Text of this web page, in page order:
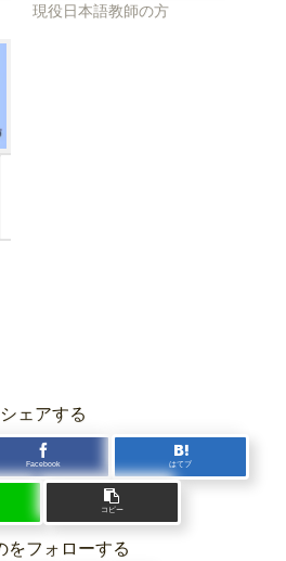
現役日本語教師の方
シェアする
Facebook はてブ
コピー
をフォローする